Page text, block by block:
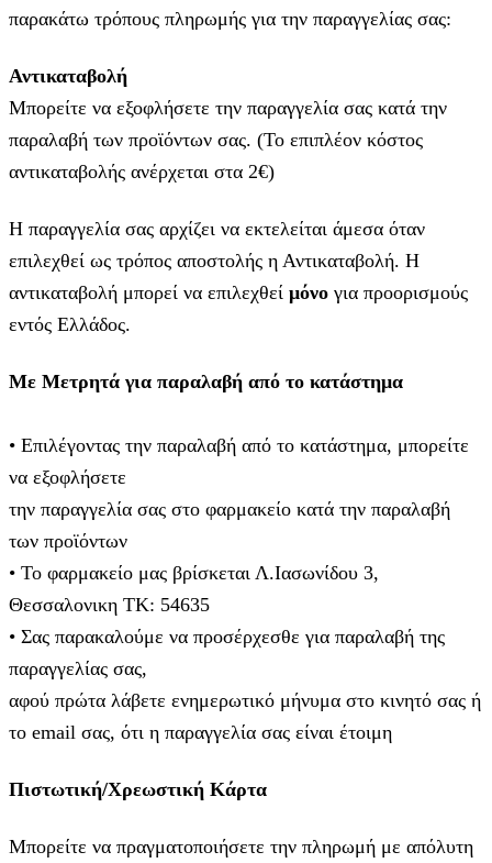
παρακάτω τρόπους πληρωμής για την παραγγελίας σας:
Αντικαταβολή
Μπορείτε να εξοφλήσετε την παραγγελία σας κατά την
παραλαβή των προϊόντων σας. (Το επιπλέον κόστος
αντικαταβολής ανέρχεται στα 2€)
Η παραγγελία σας αρχίζει να εκτελείται άμεσα όταν
επιλεχθεί ως τρόπος αποστολής η Αντικαταβολή. Η
αντικαταβολή μπορεί να επιλεχθεί μόνο για προορισμούς
εντός Ελλάδος.
Με Μετρητά για παραλαβή από το κατάστημα
• Επιλέγοντας την παραλαβή από το κατάστημα, μπορείτε
να εξοφλήσετε
την παραγγελία σας στο φαρμακείο κατά την παραλαβή
των προϊόντων
• Το φαρμακείο μας βρίσκεται Λ.Ιασωνίδου 3,
Θεσσαλονικη ΤΚ: 54635
• Σας παρακαλούμε να προσέρχεσθε για παραλαβή της
παραγγελίας σας,
αφού πρώτα λάβετε ενημερωτικό μήνυμα στο κινητό σας ή
το email σας, ότι η παραγγελία σας είναι έτοιμη
Πιστωτική/Χρεωστική Κάρτα
Μπορείτε να πραγματοποιήσετε την πληρωμή με απόλυτη